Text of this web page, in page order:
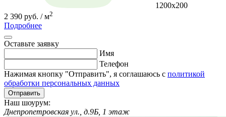
1200x200
2 390 руб. / м2
Подробнее
Оставьте заявку
Имя
Телефон
Нажимая кнопку "Отправить", я соглашаюсь с политикой
обработки персональных данных
Отправить
Наш шоурум:
Днепропетровская ул., д.9Б, 1 этаж